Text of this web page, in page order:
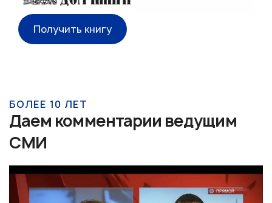
Получить книгу
БОЛЕЕ 10 ЛЕТ
Даем комментарии ведущим
СМИ